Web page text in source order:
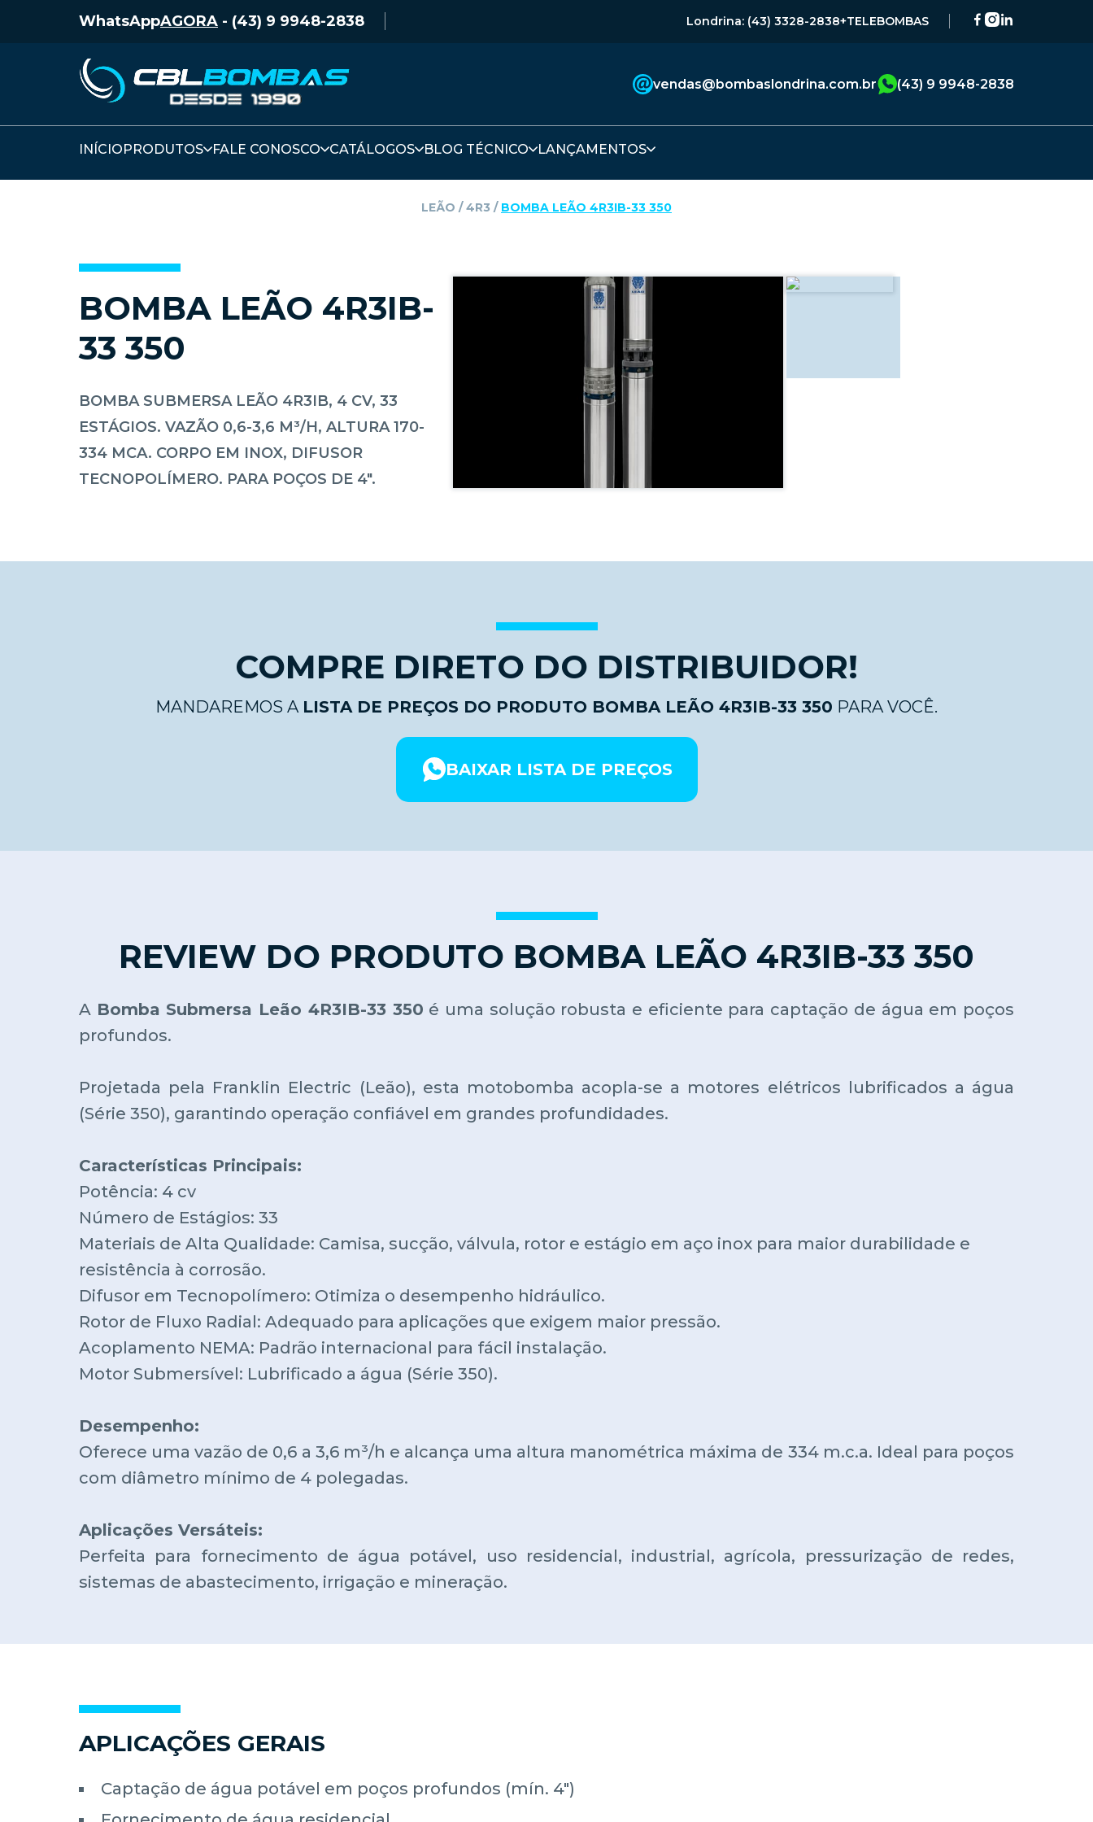
WhatsAppAGORA - (43) 9 9948-2838 Londrina: (43) 3328-2838+TELEBOMBAS
vendas@bombaslondrina.com.br (43) 9 9948-2838
INÍCIOPRODUTOS FALE CONOSCO CATÁLOGOS BLOG TÉCNICO LANÇAMENTOS
LEÃO ‎ / ‎4R3 ‎ / ‎ BOMBA LEÃO 4R3IB-33 350
BOMBA LEÃO 4R3IB-
33 350
BOMBA SUBMERSA LEÃO 4R3IB, 4 CV, 33
ESTÁGIOS. VAZÃO 0,6-3,6 M³/H, ALTURA 170-
334 MCA. CORPO EM INOX, DIFUSOR
TECNOPOLÍMERO. PARA POÇOS DE 4".
COMPRE DIRETO DO DISTRIBUIDOR!
MANDAREMOS A LISTA DE PREÇOS DO PRODUTO BOMBA LEÃO 4R3IB-33 350 PARA VOCÊ.
BAIXAR LISTA DE PREÇOS
REVIEW DO PRODUTO BOMBA LEÃO 4R3IB-33 350
A Bomba Submersa Leão 4R3IB-33 350 é uma solução robusta e eficiente para captação de água em poços
profundos.
Projetada pela Franklin Electric (Leão), esta motobomba acopla-se a motores elétricos lubrificados a água
(Série 350), garantindo operação confiável em grandes profundidades.
Características Principais:
Potência: 4 cv
Número de Estágios: 33
Materiais de Alta Qualidade: Camisa, sucção, válvula, rotor e estágio em aço inox para maior durabilidade e
resistência à corrosão.
Difusor em Tecnopolímero: Otimiza o desempenho hidráulico.
Rotor de Fluxo Radial: Adequado para aplicações que exigem maior pressão.
Acoplamento NEMA: Padrão internacional para fácil instalação.
Motor Submersível: Lubrificado a água (Série 350).
Desempenho:
Oferece uma vazão de 0,6 a 3,6 m³/h e alcança uma altura manométrica máxima de 334 m.c.a. Ideal para poços
com diâmetro mínimo de 4 polegadas.
Aplicações Versáteis:
Perfeita para fornecimento de água potável, uso residencial, industrial, agrícola, pressurização de redes,
sistemas de abastecimento, irrigação e mineração.
APLICAÇÕES GERAIS
Captação de água potável em poços profundos (mín. 4")